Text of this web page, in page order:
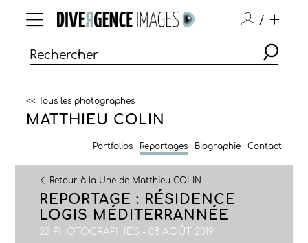
/
<< Tous les photographes
MATTHIEU COLIN
Portfolios Reportages Biographie Contact
Retour à la Une de Matthieu COLIN
REPORTAGE : RÉSIDENCE
LOGIS MÉDITERRANNÉE
23 PHOTOGRAPHIES - 08 AOÛT 2019